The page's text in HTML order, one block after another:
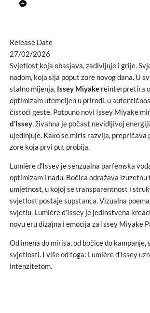
Release Date
27/02/2026
Svjetlost koja obasjava, zadivljuje i grije.
nadom, koja sija poput zore novog dana. U
stalno mijenja, Issey Miyake reinterpretira
optimizam utemeljen u prirodi, u
čistoći geste. Potpuno novi Issey Miyake
d’Issey, živahna je počast nevidljivoj
ujedinjuje. Kako se miris razvija,
zore koja prvi put probija.
Lumière d’Issey je senzualna parfemska
optimizam i nadu. Bočica odražava
umjetnost, u kojoj se transparentnost i
svjetlost postaje supstanca. Vizualna
svjetlu. Lumière d’Issey je jedinstvena
novu eru dizajna i emocija za Issey Miyake
Od imena do mirisa, od bočice do kampanje,
svjetlosti. I više od toga: Lumière d’Issey
intenzitetom.